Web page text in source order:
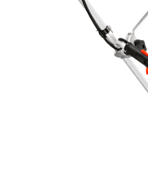
celulares